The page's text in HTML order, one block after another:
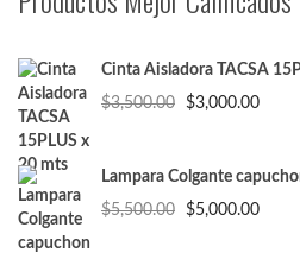
Cinta Aisladora TACSA
$3,500.00
El
era:
$3,500.00.
$3,000.00El
es:
Lampara Colgante
$5,500.00
El
$5,000.00El